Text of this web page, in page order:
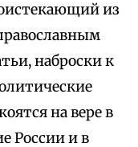
из
наброски к
на вере в
России и в